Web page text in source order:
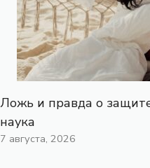
Ложь и правда о
наука
7 августа, 2026